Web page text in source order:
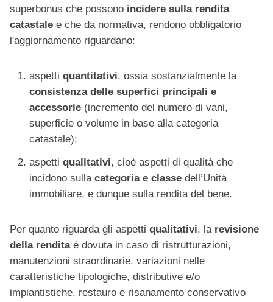
superbonus che possono incidere sulla rendita
catastale e che da normativa, rendono obbligatorio
l'aggiornamento riguardano:
aspetti quantitativi, ossia sostanzialmente la
consistenza delle superfici principali e
accessorie (incremento del numero di vani,
superficie o volume in base alla categoria
catastale);
aspetti qualitativi, cioè aspetti di qualità che
incidono sullacategoria e classe dell’Unità
immobiliare, e dunque sulla rendita del bene.
Per quanto riguarda gli aspetti qualitativi, la revisione
della renditaè dovuta in caso di ristrutturazioni,
manutenzioni straordinarie, variazioni nelle
caratteristiche tipologiche, distributive e/o
impiantistiche, restauro e risanamento conservativo